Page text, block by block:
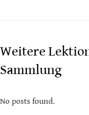
Weitere
Sammlung
No posts found.